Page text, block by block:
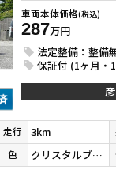
車両本体価格(税込)
287万円
法定整備：整備
保証付 (1ヶ月・
走行 3km
色 クリスタルブラックパール